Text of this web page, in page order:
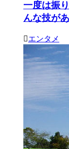
一度は振
んな技が
エンタメ